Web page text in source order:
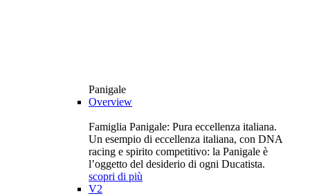
Panigale
Overview
Famiglia Panigale: Pura eccellenza italiana.
Un esempio di eccellenza italiana, con DNA
racing e spirito competitivo: la Panigale è
l’oggetto del desiderio di ogni Ducatista.
scopri di più
V2